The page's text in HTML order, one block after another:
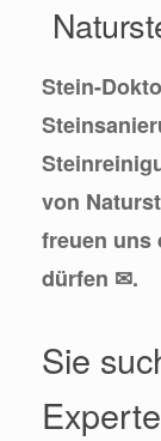
Stein-
von
freuen uns
dürfen ✉.
Sie